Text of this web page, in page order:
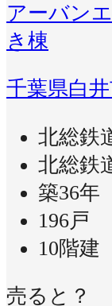
アーバン
き棟
千葉県白
北総鉄
北総鉄
築36年
196戸
10階建
売ると？